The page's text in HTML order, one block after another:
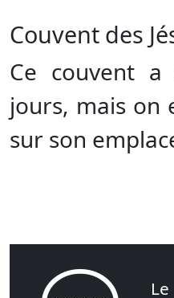
Couvent des
Ce couvent
jours, mais on
sur son